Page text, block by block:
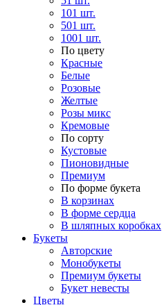
101 шт.
501 шт.
1001 шт.
По цвету
Красные
Белые
Розовые
Желтые
Розы микс
Кремовые
По сорту
Кустовые
Пионовидные
Премиум
По форме букета
В корзинах
В форме сердца
В шляпных коробках
Букеты
Авторские
Монобукеты
Премиум букеты
Букет невесты
Цветы